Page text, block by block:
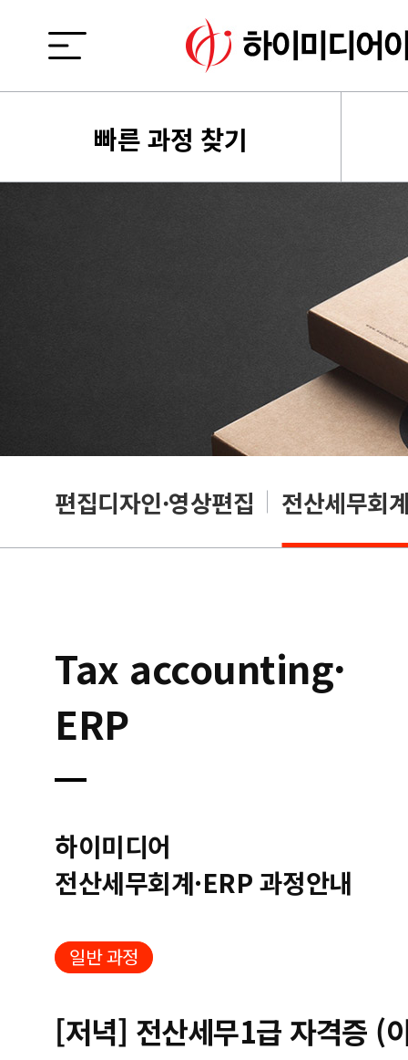
빠른 과정 찾기
편집디자인·영상편집 전산세무회
Tax accounting·
ERP
하이미디어
전산세무회계·ERP 과정안내
일반 과정
[저녁] 전산세무1급 자격증 (